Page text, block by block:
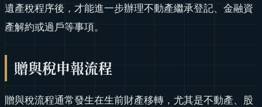
遺產稅程序後，才能進一步辦理不動產繼承登記、金融資
產解約或過戶等事項。
贈與稅申報流程
贈與稅流程通常發生在生前財產移轉，尤其是不動產、股